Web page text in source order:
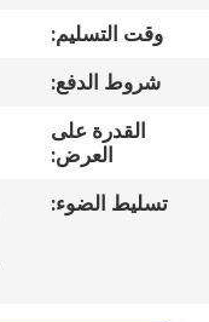
أخبار
اطلب
اقتباس
خريطة
وقت التسليم:
شروط الدفع:
القدرة على
العرض:
تسليط الضوء: